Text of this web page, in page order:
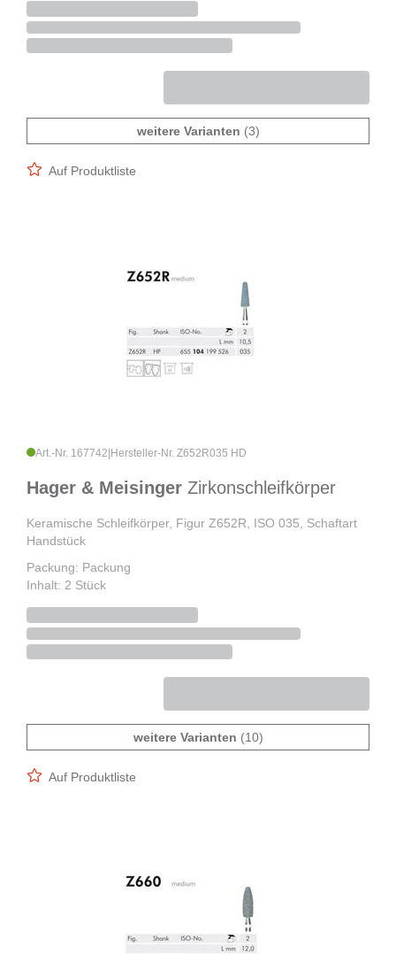
weitere Varianten (3)
Auf Produktliste
Art.-Nr. 167742 Hersteller-Nr. Z652R035 HD
Hager & Meisinger Zirkonschleifkörper
Keramische Schleifkörper, Figur Z652R, ISO 035, Schaftart
Handstück
Packung: Packung
Inhalt: 2 Stück
weitere Varianten (10)
Auf Produktliste